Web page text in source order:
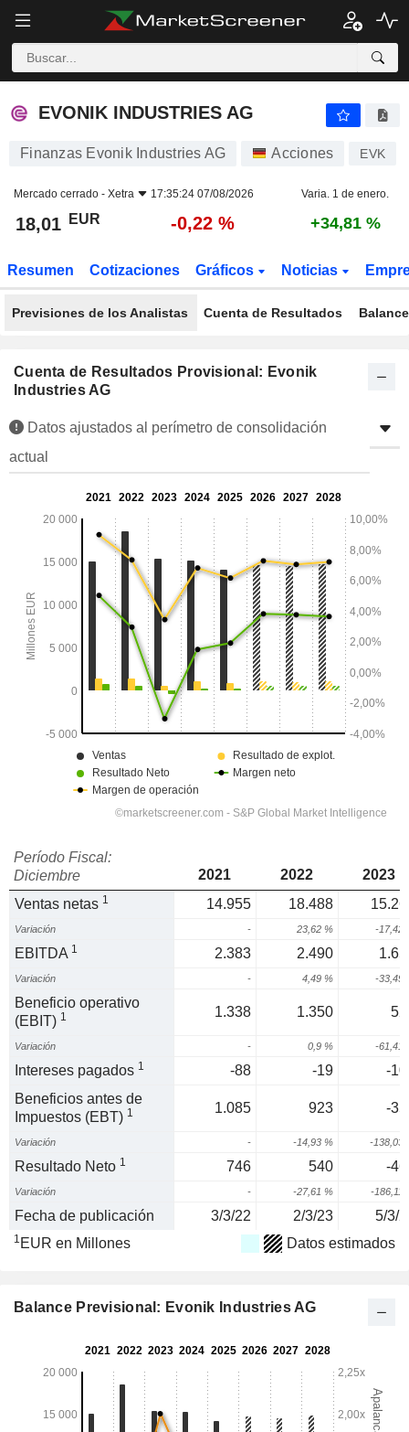
EVONIK INDUSTRIES AG
EVONIK INDUSTRIES AG
Finanzas Evonik Industries AG Acciones EVK
Mercado cerrado - Xetra 17:35:24 07/08/2026 Varia. 1 de enero.
18,01 EUR -0,22 % +34,81 %
Resumen Cotizaciones Gráficos Noticias
Previsiones de los Analistas Cuenta de Resultados Balance
Cuenta de Resultados Provisional: Evonik
Industries AG
Datos ajustados al perímetro de consolidación
actual
Período Fiscal:
Diciembre
2021 2022
2023
Ventas netas 1 14.955 18.488
Variación - 23,62 % -17,42
EBITDA 1 2.383 2.490
Variación - 4,49 % -33,49
Beneficio operativo
(EBIT) 1 1.338 1.350
Variación - 0,9 % -61,41
Intereses pagados 1 -88 -19
-
Beneficios antes de
Impuestos (EBT) 1 1.085 923 -
Variación - -14,93 % -138,03
Resultado Neto 1 746 540 -
Variación - -27,61 % -186,11
Fecha de publicación 3/3/22 2/3/23 5/3/
1 EUR en Millones Datos estimados
Balance Previsional: Evonik Industries AG